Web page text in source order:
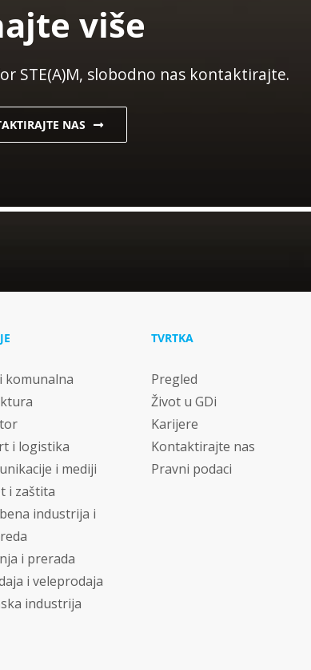
više
STE(A)M, slobodno nas kontaktirajte.
NAS
komunalna
i logistika
i mediji
i zaštita
industrija i
i prerada
i veleprodaja
industrija
TVRTKA
Pregled
Život u GDi
Karijere
Kontaktirajte nas
Pravni podaci